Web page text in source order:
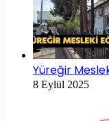
Yüreğir
8 Eylül 2025